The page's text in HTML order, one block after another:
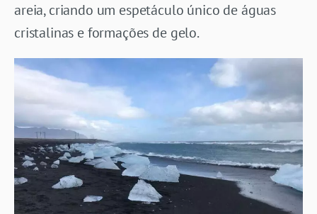
areia, criando um espetáculo único de águas
cristalinas e formações de gelo.